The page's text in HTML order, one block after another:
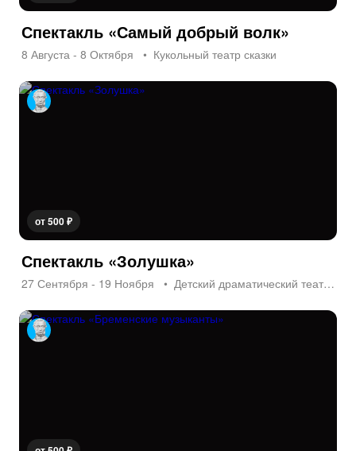
Спектакль «Самый добрый волк»
8 Августа - 8 Октября Кукольный театр сказки
от 500 ₽
Спектакль «Золушка»
27 Сентября - 19 Ноября Детский драматический театр «На Неве»